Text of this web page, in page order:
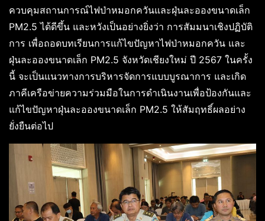
ควบคุมสถานการณ์ไฟป่าหมอกควันและฝุ่นละอองขนาดเล็ก
PM2.5 ได้ดีขึ้น และหวังเป็นอย่างยิ่งว่า การสัมมนาเชิงปฏิบัติ
การ เพื่อถอดบทเรียนการแก้ไขปัญหาไฟป่าหมอกควัน และ
ฝุ่นละอองขนาดเล็ก PM2.5 จังหวัดเชียงใหม่ ปี 2567 ในครั้ง
นี้ จะเป็นแนวทางการบริหารจัดการแบบบูรณาการ และเกิด
ภาคีเครือข่ายความร่วมมือในการดำเนินงานเพื่อป้องกันและ
แก้ไขปัญหาฝุ่นละอองขนาดเล็ก PM2.5 ให้สัมฤทธิ์ผลอย่าง
ยั่งยืนต่อไป